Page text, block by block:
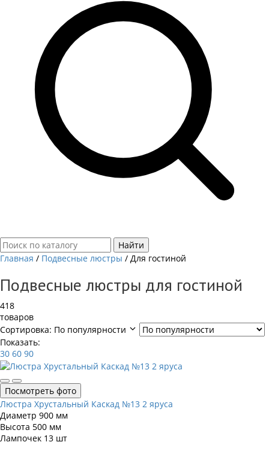
Найти
Главная / Подвесные люстры / Для гостиной
Подвесные люстры для гостиной
418
товаров
Сортировка: По популярности
Показать:
30 60 90
Посмотреть фото
Люстра Хрустальный Каскад №13 2 яруса
Диаметр 900 мм
Высота 500 мм
Лампочек 13 шт